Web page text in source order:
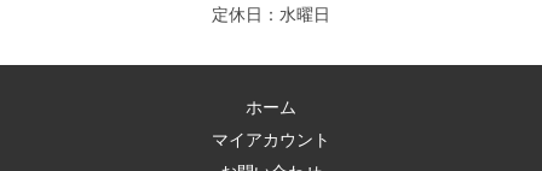
定休日：水曜日
ホーム
マイアカウント